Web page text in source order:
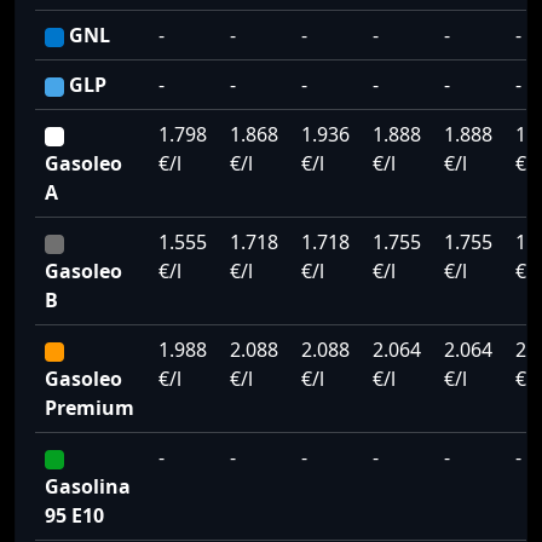
GNL
- - - - -
-
GLP
- - - - - -
Gasoleo
A
1.798
€/l
1.868
€/l
1.936
€/l
1.888
€/l
1.888
€/l
€/l
Gasoleo
B
1.555
€/l
1.718
€/l
1.718
€/l
1.755
€/l
1.755
€/l
€/l
Gasoleo
Premium
1.988
€/l
2.088
€/l
2.088
€/l
2.064
€/l
2.064
€/l
€/l
Gasolina
95 E10
- - - - - -